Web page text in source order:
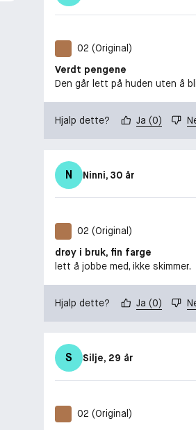
02 (Original)
Verdt pengene
Den går lett på huden uten å
Hjalp dette? Ja (0)
N Ninni, 30 år
02 (Original)
drøy i bruk, fin farge
lett å jobbe med, ikke skimmer.
Hjalp dette? Ja (0)
S Silje, 29 år
02 (Original)